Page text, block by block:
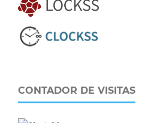
CONTADOR DE VISITAS